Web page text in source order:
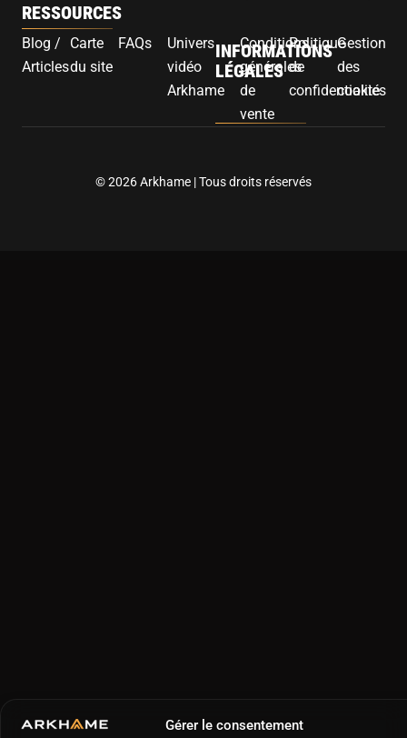
Gérer le consentement
RESSOURCES
Blog /
Articles
Carte
du site
FAQs
Univers
vidéo
Arkhame
INFORMATIONS
LÉGALES
Conditions
générales
de
vente
Politique
de
confidentialité
Gestion
des
cookies
© 2026 Arkhame | Tous droits réservés